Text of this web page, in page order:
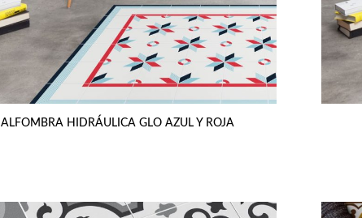
ALFOMBRA HIDRÁULICA GLO AZUL Y ROJA